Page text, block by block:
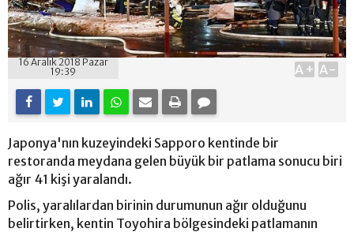
16 Aralık 2018 Pazar
19:39
A+ A-
Japonya'nın kuzeyindeki Sapporo kentinde bir
restoranda meydana gelen büyük bir patlama sonucu biri
ağır 41 kişi yaralandı.
Polis, yaralılardan birinin durumunun ağır olduğunu
belirtirken, kentin Toyohira bölgesindeki patlamanın